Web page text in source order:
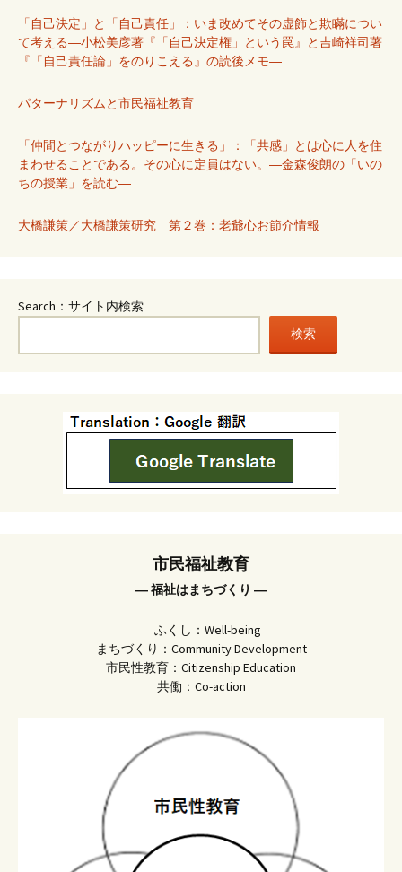
「自己決定」と「自己責任」：いま改めてその虚飾と欺瞞につい
て考える―小松美彦著『「自己決定権」という罠』と吉崎祥司著
『「自己責任論」をのりこえる』の読後メモ―
パターナリズムと市民福祉教育
「仲間とつながりハッピーに生きる」：「共感」とは心に人を住
まわせることである。その心に定員はない。―金森俊朗の「いの
ちの授業」を読む―
大橋謙策／大橋謙策研究 第２巻：老爺心お節介情報
Search：サイト内検索
検索
市民福祉教育
― 福祉はまちづくり ―
ふくし：Well-being
まちづくり：Community Development
市民性教育：Citizenship Education
共働：Co-action